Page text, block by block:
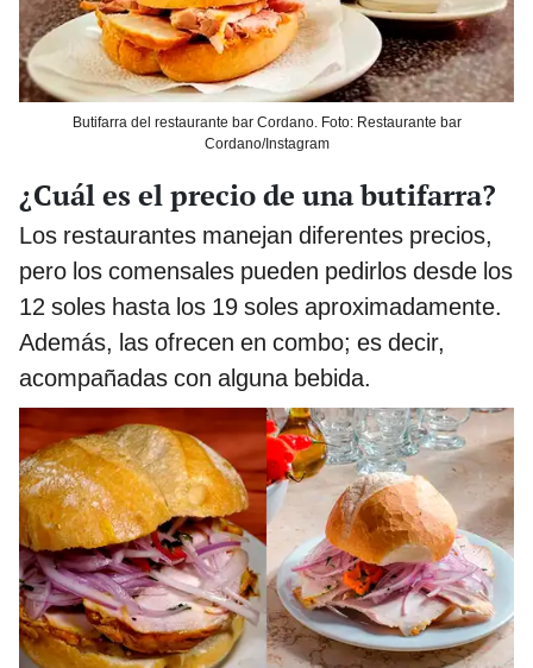
Butifarra del restaurante bar Cordano. Foto: Restaurante bar
Cordano/Instagram
¿Cuál es el precio de una butifarra?
Los restaurantes manejan diferentes precios,
pero los comensales pueden pedirlos desde los
12 soles hasta los 19 soles aproximadamente.
Además, las ofrecen en combo; es decir,
acompañadas con alguna bebida.